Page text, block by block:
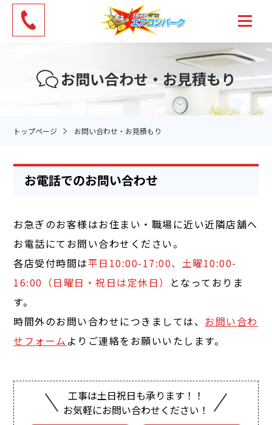
お問い合わせ・お見積もり
トップページ お問い合わせ・お見積もり
お電話でのお問い合わせ
お急ぎのお客様はお住まい・職場に近い近隣店舗へ
お電話にてお問い合わせください。
各店受付時間は平日10:00-17:00、土曜10:00-
16:00（日曜日・祝日は定休日）
となっておりま
す。
時間外のお問い合わせにつきましては、 お問い合わ
せフォーム よりご連絡をお願いいたします。
工事は土日祝日も承ります！！
お気軽にお問い合わせください！